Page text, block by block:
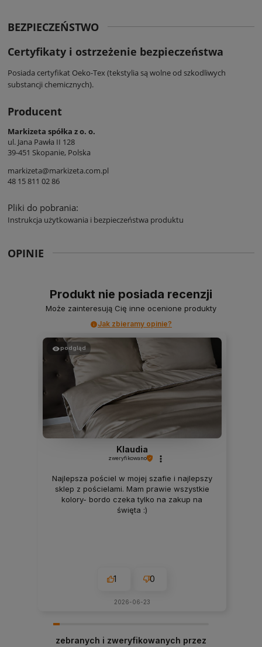
BEZPIECZEŃSTWO
Certyfikaty i ostrzeżenie bezpieczeństwa
Posiada certyfikat Oeko-Tex (tekstylia są wolne od szkodliwych
substancji chemicznych).
Producent
Markizeta spółka z o. o.
ul. Jana Pawła II 128
39-451 Skopanie, Polska
markizeta@markizeta.com.pl
48 15 811 02 86
Pliki do pobrania:
Instrukcja użytkowania i bezpieczeństwa produktu
OPINIE
Produkt nie posiada recenzji
Może zainteresują Cię inne ocenione produkty
Jak zbieramy opinie?
podgląd
Klaudia
zweryfikowano
Najlepsza pościel w mojej szafie i najlepszy
sklep z pościelami. Mam prawie wszystkie
kolory- bordo czeka tylko na zakup na
święta :)
1 0
2026-06-23
zebranych i zweryfikowanych przez